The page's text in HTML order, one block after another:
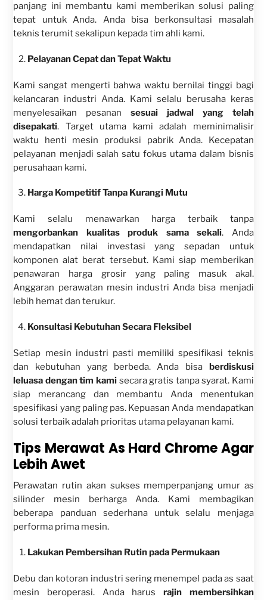
panjang ini membantu kami memberikan solusi paling
tepat untuk Anda. Anda bisa berkonsultasi masalah
teknis terumit sekalipun kepada tim ahli kami.
Pelayanan Cepat dan Tepat Waktu
Kami sangat mengerti bahwa waktu bernilai tinggi bagi
kelancaran industri Anda. Kami selalu berusaha keras
menyelesaikan pesanansesuai jadwal yang telah
disepakati. Target utama kami adalah meminimalisir
waktu henti mesin produksi pabrik Anda. Kecepatan
pelayanan menjadi salah satu fokus utama dalam bisnis
perusahaan kami.
Harga Kompetitif Tanpa Kurangi Mutu
Kami selalu menawarkan harga terbaik tanpa
mengorbankan kualitas produk sama sekali. Anda
mendapatkan nilai investasi yang sepadan untuk
komponen alat berat tersebut. Kami siap memberikan
penawaran harga grosir yang paling masuk akal.
Anggaran perawatan mesin industri Anda bisa menjadi
lebih hemat dan terukur.
Konsultasi Kebutuhan Secara Fleksibel
Setiap mesin industri pasti memiliki spesifikasi teknis
dan kebutuhan yang berbeda. Anda bisa berdiskusi
leluasa dengan tim kamisecara gratis tanpa syarat. Kami
siap merancang dan membantu Anda menentukan
spesifikasi yang paling pas. Kepuasan Anda mendapatkan
solusi terbaik adalah prioritas utama pelayanan kami.
Tips Merawat As Hard Chrome Agar
Lebih Awet
Perawatan rutin akan sukses memperpanjang umur as
silinder mesin berharga Anda. Kami membagikan
beberapa panduan sederhana untuk selalu menjaga
performa prima mesin.
Lakukan Pembersihan Rutin pada Permukaan
Debu dan kotoran industri sering menempel pada as saat
mesin beroperasi. Anda harus rajin membersihkan